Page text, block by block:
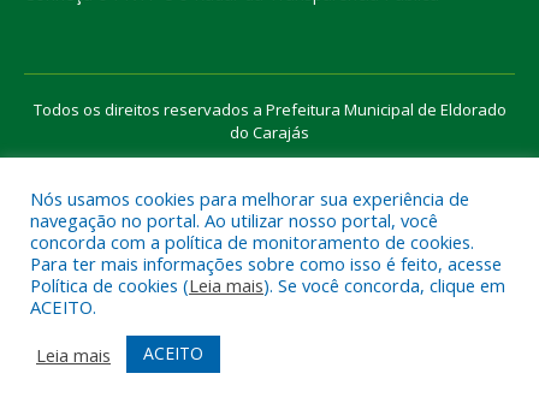
Todos os direitos reservados a Prefeitura Municipal de Eldorado
do Carajás
Mapa do Site
Acessar Área Administrativa
Acessar o Webmail
Nós usamos cookies para melhorar sua experiência de
navegação no portal. Ao utilizar nosso portal, você
concorda com a política de monitoramento de cookies.
Para ter mais informações sobre como isso é feito, acesse
Política de cookies (Leia mais). Se você concorda, clique em
ACEITO.
Leia mais
ACEITO